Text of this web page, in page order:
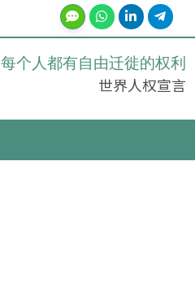
每个人都有自由迁徙的权利
世界人权宣言